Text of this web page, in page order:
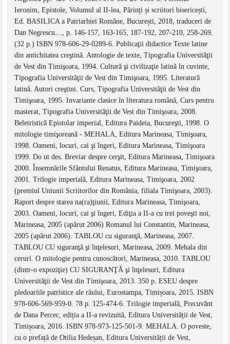
Ieronim, Epistole, Volumul al II-lea, Părinți și scriitori bisericești,
Ed. BASILICA a Patriarhiei Române, București, 2018, traduceri de
Dan Negrescu…, p. 146-157, 163-165, 187-192, 207-210, 258-269.
(32 p.) ISBN 978-606-29-0289-6. Publicaţii didactice Texte latine
din antichitatea creştină. Antologie de texte, Tipografia Universităţii
de Vest din Timişoara, 1994. Cultură şi civilizaţie latină în cuvinte,
Tipografia Universităţii de Vest din Timişoara, 1995. Literatură
latină. Autori creştini. Curs, Tipografia Universităţii de Vest din
Timişoara, 1995. Invariante clasice în literatura română, Curs pentru
masterat, Tipografia Universităţii de Vest din Timişoara, 2008.
Beletristică Epistolar imperial, Editura Paideia, Bucureşti, 1998. O
mitologie timişoreană - MEHALA, Editura Marineasa, Timişoara,
1998. Oameni, locuri, cai şi îngeri, Editura Marineasa, Timişoara
1999. Do ut des. Breviar despre cerşit, Editura Marineasa, Timişoara
2000. Însemnările Sfântului Renatus, Editura Marineasa, Timişoara,
2001. Trilogie imperială, Editura Marineasa, Timişoara, 2002
(premiul Uniunii Scriitorilor din România, filiala Timişoara, 2003).
Raport despre starea na(ra)ţiunii, Editura Marineasa, Timişoara,
2003. Oameni, locuri, cai şi îngeri, Ediţia a II-a cu trei poveşti noi,
Marineasa, 2005 (apărut 2006) Romanul lui Constantin, Marineasa,
2005 (apărut 2006). TABLOU cu siguranţă, Marineasa, 2007.
TABLOU CU siguranţă şi înţelesuri, Marineasa, 2009. Mehala din
ceruri. O mitologie pentru cunoscători, Marineasa, 2010. TABLOU
(dintr-o expoziţie) CU SIGURANŢĂ şi înţelesuri, Editura
Universităţii de Vest din Timişoara, 2013. 350 p. ESEU despre
pledoariile patristice ale răului, Eurostampa, Timișoara, 2015. ISBN
978-606-569-959-0. 78 p. 125-474-6. Trilogie imperială, Precuvânt
de Dana Percec, ediția a II-a revizuită, Editura Universității de Vest,
Timișoara, 2016. ISBN 978-973-125-501-9. MEHALA. O poveste,
cu o prefață de Otilia Hedeșan, Editura Universității de Vest,